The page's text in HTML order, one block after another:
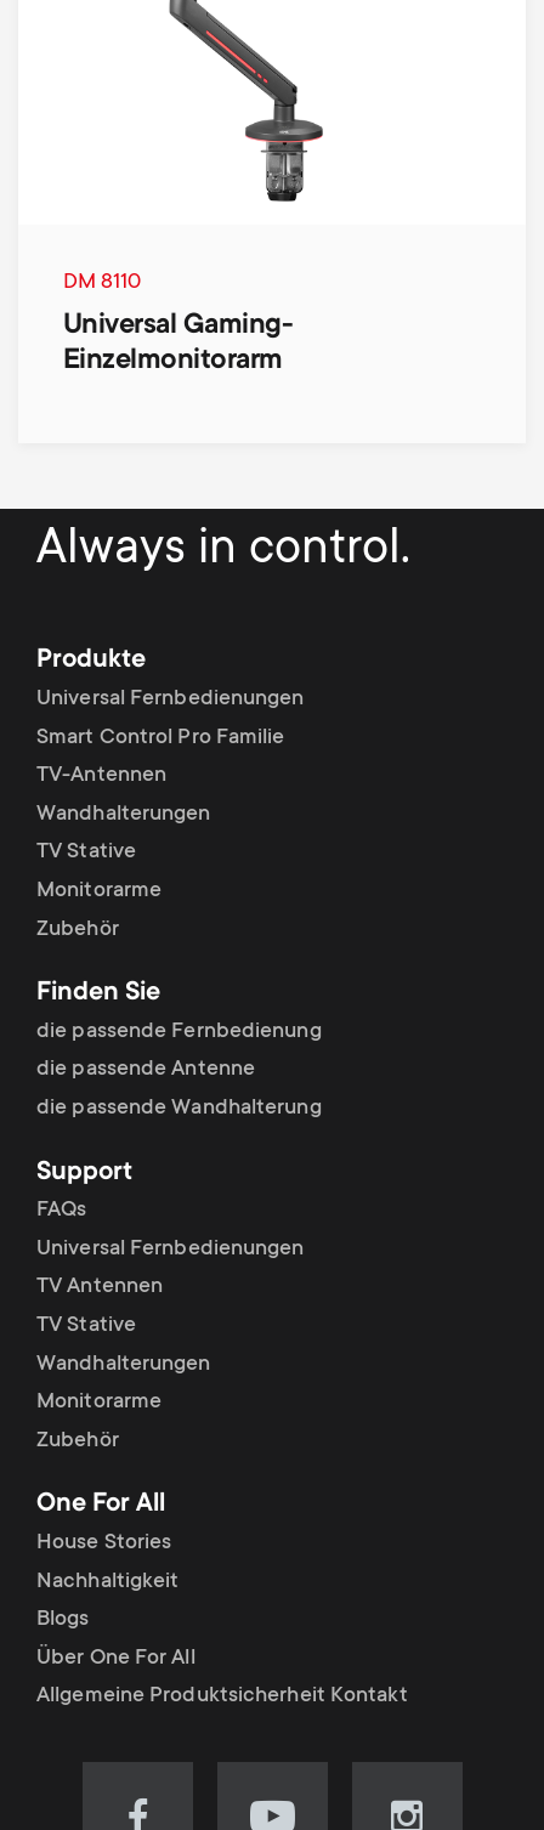
DM 8110
Universal Gaming-
Einzelmonitorarm
Always in control.
Produkte
Universal Fernbedienungen
Smart Control Pro Familie
TV-Antennen
Wandhalterungen
TV Stative
Monitorarme
Zubehör
Finden Sie
die passende Fernbedienung
die passende Antenne
die passende Wandhalterung
Support
FAQs
Universal Fernbedienungen
TV Antennen
TV Stative
Wandhalterungen
Monitorarme
Zubehör
One For All
House Stories
Nachhaltigkeit
Blogs
Über One For All
Allgemeine Produktsicherheit Kontakt